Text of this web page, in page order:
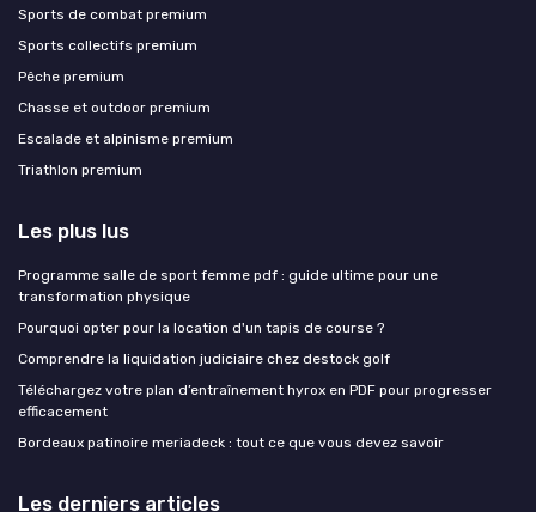
Sports de combat premium
Sports collectifs premium
Pêche premium
Chasse et outdoor premium
Escalade et alpinisme premium
Triathlon premium
Les plus lus
Programme salle de sport femme pdf : guide ultime pour une
transformation physique
Pourquoi opter pour la location d'un tapis de course ?
Comprendre la liquidation judiciaire chez destock golf
Téléchargez votre plan d’entraînement hyrox en PDF pour progresser
efficacement
Bordeaux patinoire meriadeck : tout ce que vous devez savoir
Les derniers articles